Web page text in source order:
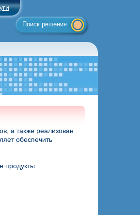
Поиск решения
а также реализован
обеспечить
продукты: